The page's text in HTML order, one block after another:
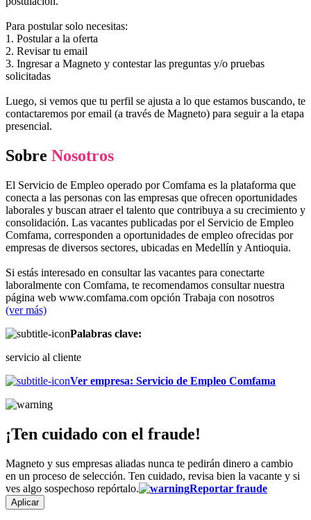
Para postular solo necesitas:
1. Postular a la oferta
2. Revisar tu email
3. Ingresar a Magneto y contestar las preguntas y/o pruebas
solicitadas
Luego, si vemos que tu perfil se ajusta a lo que estamos buscando, te
contactaremos por email (a través de Magneto) para seguir a la etapa
presencial.
Sobre Nosotros
El Servicio de Empleo operado por Comfama es la plataforma que
conecta a las personas con las empresas que ofrecen oportunidades
laborales y buscan atraer el talento que contribuya a su crecimiento y
consolidación. Las vacantes publicadas por el Servicio de Empleo
Comfama, corresponden a oportunidades de empleo ofrecidas por
empresas de diversos sectores, ubicadas en Medellín y Antioquia.
Si estás interesado en consultar las vacantes para conectarte
laboralmente con Comfama, te recomendamos consultar nuestra
página web www.comfama.com opción Trabaja con nosotros
(ver más)
Palabras clave:
servicio al cliente
Ver empresa: Servicio de Empleo Comfama
¡Ten cuidado con el fraude!
Magneto y sus empresas aliadas nunca te pedirán dinero a cambio
en un proceso de selección. Ten cuidado, revisa bien la vacante y si
ves algo sospechoso repórtalo.
Reportar fraude
Aplicar